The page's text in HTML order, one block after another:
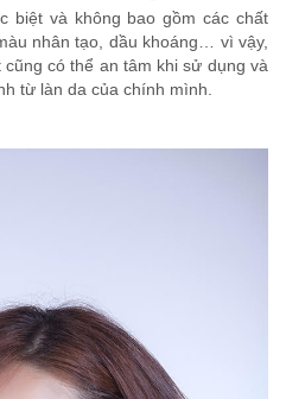
biệt và không bao gồm các chất
nhân tạo, dầu khoáng… vì vậy,
có thể an tâm khi sử dụng và
từ làn da của chính mình.